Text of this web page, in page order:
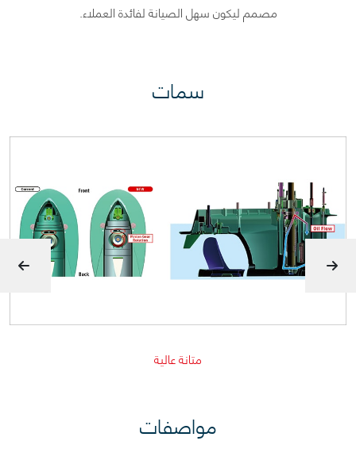
مصمم ليكون سهل الصيانة لفائدة العملاء.
سمات
متانة عالية
مواصفات